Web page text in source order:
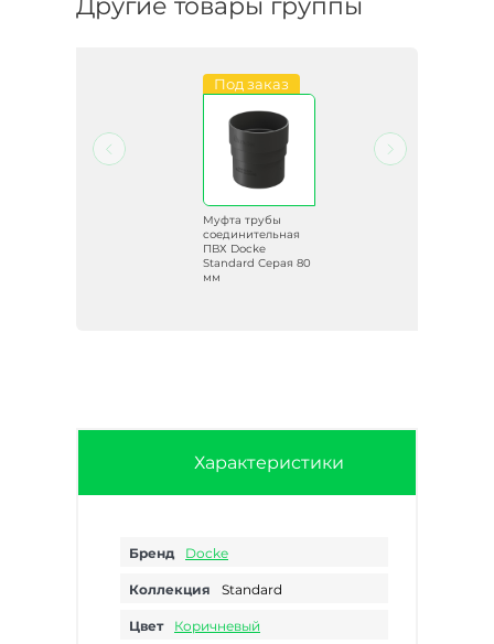
Другие товары группы
Под заказ
Муфта трубы
соединительная
ПВХ Docke
Standard Серая 80
мм
Характеристики
Бренд Docke
Коллекция Standard
Цвет Коричневый